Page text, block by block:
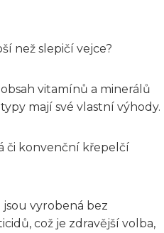
než slepičí vejce?
vitamínů a minerálů
mají své vlastní výhody.
či konvenční křepelčí
vyrobená bez
což je zdravější volba,